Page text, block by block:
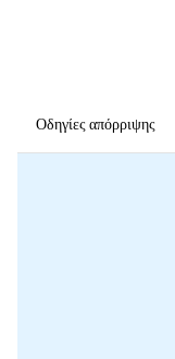
Οδηγίες απόρριψης